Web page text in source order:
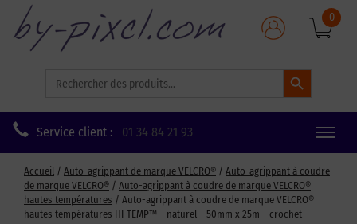
for:
Search Button
0
Service client : 01 34 84 21 93
Toggle
Accueil / Auto-agrippant de marque VELCRO® / Auto-agrippant à coudre
de marque VELCRO® / Auto-agrippant à coudre de marque VELCRO®
hautes températures / Auto-agrippant à coudre de marque VELCRO®
hautes températures HI-TEMP™ – naturel – 50mm x 25m – crochet